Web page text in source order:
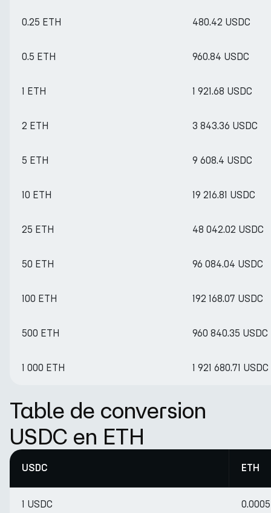
0.25 ETH 480.42 USDC
0.5 ETH 960.84 USDC
1 ETH 1 921.68 USDC
2 ETH 3 843.36 USDC
5 ETH 9 608.4 USDC
10 ETH 19 216.81 USDC
25 ETH 48 042.02 USDC
50 ETH 96 084.04 USDC
100 ETH 192 168.07 USDC
500 ETH 960 840.35 USDC
1 000 ETH 1 921 680.71 USDC
Table de conversion
USDC en ETH
USDC ETH
1 USDC